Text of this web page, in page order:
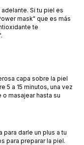
Si tu piel es
mask" que es más
te
capa sobre la piel
5 a 15 minutos, una vez
masajear hasta su
darle un plus a tu
para preparar la piel.